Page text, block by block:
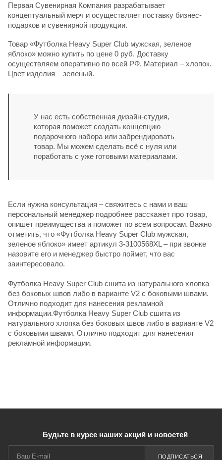
Первая Сувенирная Компания разрабатывает
концептуальный мерч и осуществляет поставку бизнес-
подарков и сувенирной продукции.
Товар «Футболка Heavy Super Club мужская, зеленое
яблоко» можно купить по цене 0 руб. Доставку
осуществляем оперативно по всей РФ. Материал – хлопок.
Цвет изделия – зеленый.
У нас есть собственная дизайн-студия,
которая поможет создать концепцию
подарочного набора или забрендировать
товар. Мы можем сделать всё с нуля или
поработать с уже готовыми материалами.
Если нужна консультация – свяжитесь с нами и ваш
персональный менеджер подробнее расскажет про товар,
опишет преимущества и поможет по всем вопросам. Важно
отметить, что «Футболка Heavy Super Club мужская,
зеленое яблоко» имеет артикул 3-3100568XL – при звонке
назовите его и менеджер быстро поймет, что вас
заинтересовало.
Футболка Heavy Super Club сшита из натурального хлопка
без боковых швов либо в варианте V2 с боковыми швами.
Отлично подходит для нанесения рекламной
информации.Футболка Heavy Super Club сшита из
натурального хлопка без боковых швов либо в варианте V2
с боковыми швами. Отлично подходит для нанесения
рекламной информации.
Будьте в курсе наших акций и новостей
ПОДПИСАТЬСЯ